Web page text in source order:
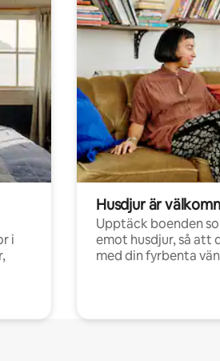
i
Husdjur är
Upptäck boenden
emot husdjur, så att
med din fyrbenta